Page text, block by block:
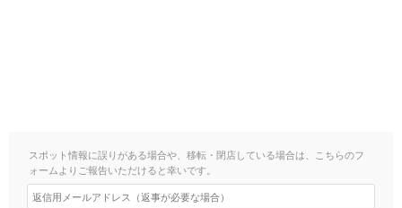
スポット情報に誤りがある場合や、移転・閉店している場合は、こちらのフ
ォームよりご報告いただけると幸いです。